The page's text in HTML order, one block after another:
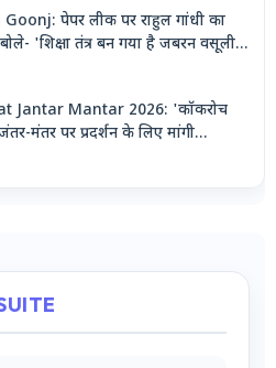
पेपर लीक पर राहुल गांधी का
'शिक्षा तंत्र बन गया है जबरन वसूली
Jantar Mantar 2026: 'कॉकरोच
मंतर पर प्रदर्शन के लिए मांगी